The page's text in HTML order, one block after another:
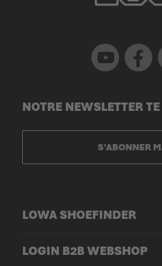
Youtube Facebook
LOWA SHOEFINDER
LOGIN B2B WEBSHOP
NOTRE NEWSLETTER
S'ABONNER